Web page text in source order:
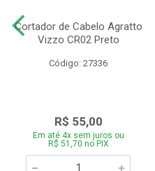
Cortador de Cabelo Agratto
Vizzo CR02 Preto
Código: 27336
R$ 55,00
Em até 4x sem juros ou
R$ 51,70 no PIX